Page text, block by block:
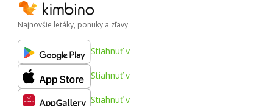
Najnovšie letáky, ponuky a zľavy
Stiahnuť v
Stiahnuť v
Stiahnuť v